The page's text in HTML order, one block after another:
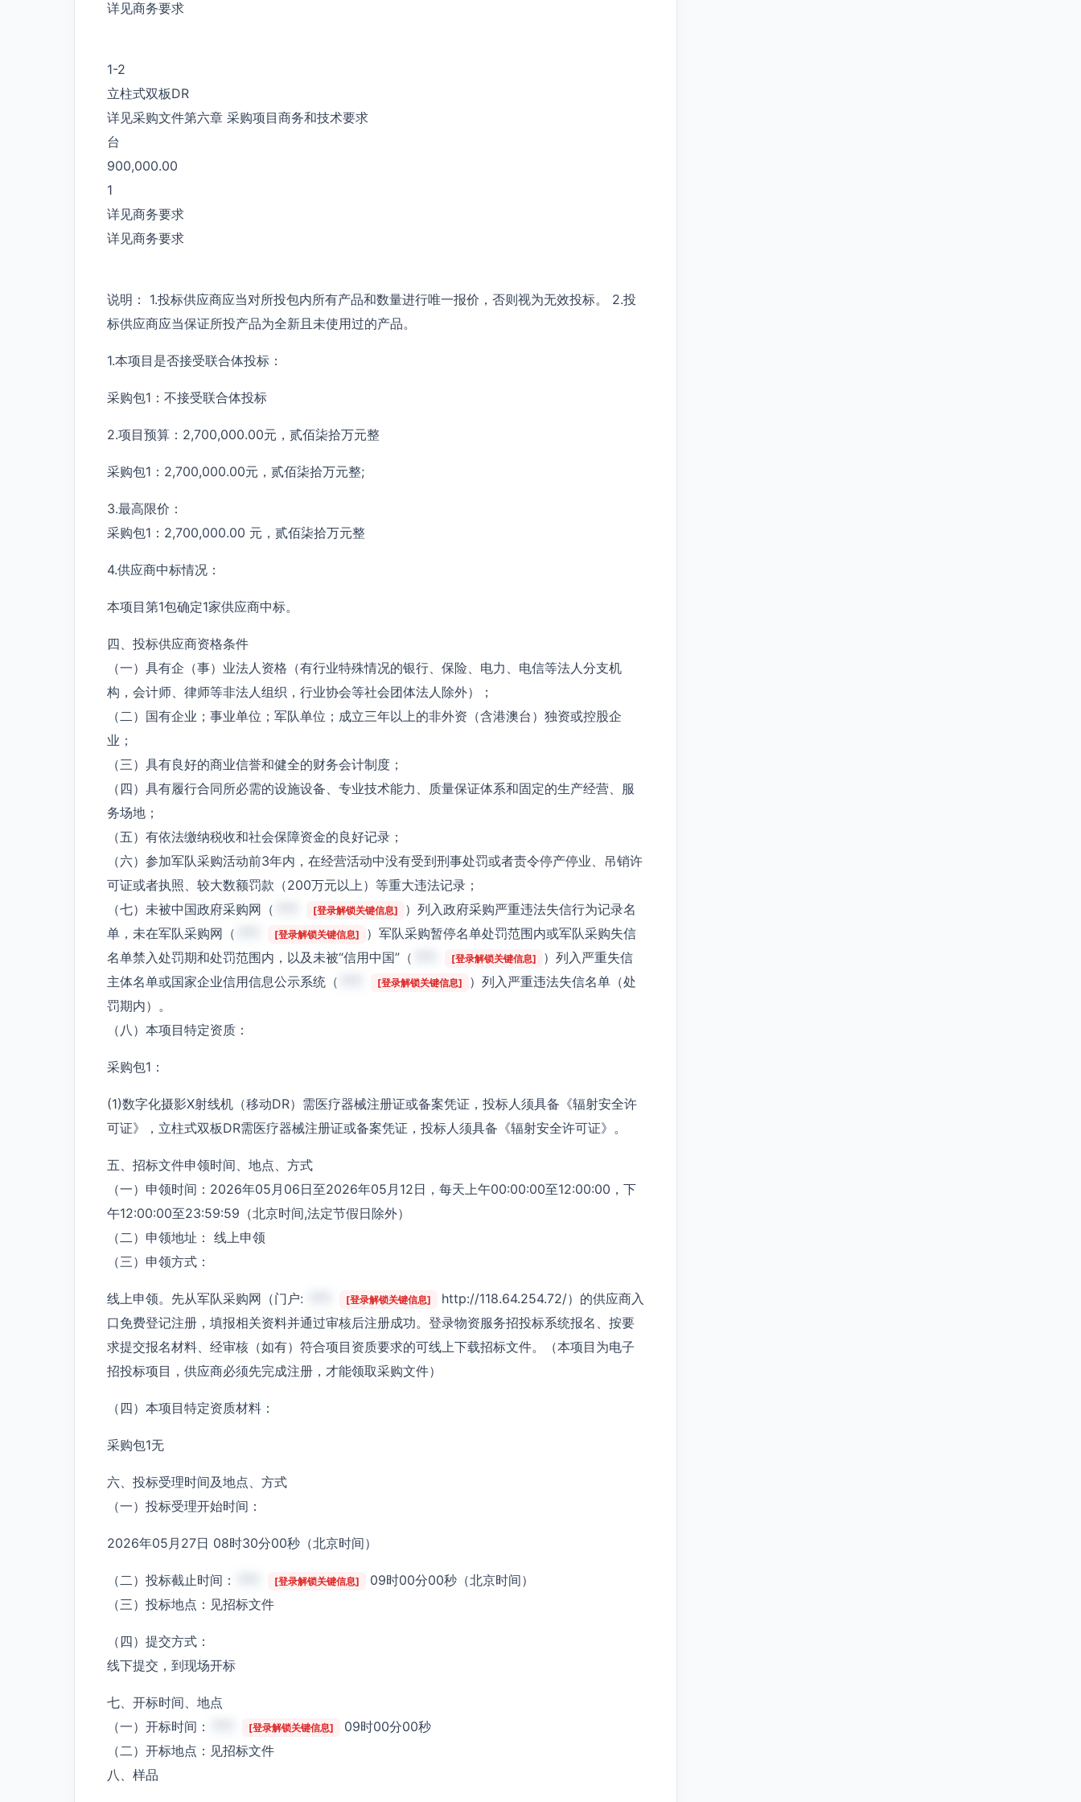
详见商务要求
1-2
立柱式双板DR
详见采购文件第六章 采购项目商务和技术要求
台
900,000.00
1
详见商务要求
详见商务要求
说明： 1.投标供应商应当对所投包内所有产品和数量进行唯一报价，否则视为无效投标。 2.投
标供应商应当保证所投产品为全新且未使用过的产品。
1.本项目是否接受联合体投标：
采购包1：不接受联合体投标
2.项目预算：2,700,000.00元，贰佰柒拾万元整
采购包1：2,700,000.00元，贰佰柒拾万元整;
3.最高限价：
采购包1：2,700,000.00 元，贰佰柒拾万元整
4.供应商中标情况：
本项目第1包确定1家供应商中标。
四、投标供应商资格条件
（一）具有企（事）业法人资格（有行业特殊情况的银行、保险、电力、电信等法人分支机
构，会计师、律师等非法人组织，行业协会等社会团体法人除外）；
（二）国有企业；事业单位；军队单位；成立三年以上的非外资（含港澳台）独资或控股企
业；
（三）具有良好的商业信誉和健全的财务会计制度；
（四）具有履行合同所必需的设施设备、专业技术能力、质量保证体系和固定的生产经营、服
务场地；
（五）有依法缴纳税收和社会保障资金的良好记录；
（六）参加军队采购活动前3年内，在经营活动中没有受到刑事处罚或者责令停产停业、吊销许
可证或者执照、较大数额罚款（200万元以上）等重大违法记录；
（七）未被中国政府采购网（
[登录解锁关键信息]
）列入政府采购严重违法失信行为记录名
单，未在军队采购网（
[登录解锁关键信息]
）军队采购暂停名单处罚范围内或军队采购失信
名单禁入处罚期和处罚范围内，以及未被“信用中国”（
[登录解锁关键信息]
）列入严重失信
主体名单或国家企业信用信息公示系统（
[登录解锁关键信息]
）列入严重违法失信名单（处
罚期内）。
（八）本项目特定资质：
采购包1：
(1)数字化摄影X射线机（移动DR）需医疗器械注册证或备案凭证，投标人须具备《辐射安全许
可证》，立柱式双板DR需医疗器械注册证或备案凭证，投标人须具备《辐射安全许可证》。
五、招标文件申领时间、地点、方式
（一）申领时间：2026年05月06日至2026年05月12日，每天上午00:00:00至12:00:00，下
午12:00:00至23:59:59（北京时间,法定节假日除外）
（二）申领地址： 线上申领
（三）申领方式：
线上申领。先从军队采购网（门户: [登录解锁关键信息]
http://118.64.254.72/）的供应商入
口免费登记注册，填报相关资料并通过审核后注册成功。登录物资服务招投标系统报名、按要
求提交报名材料、经审核（如有）符合项目资质要求的可线上下载招标文件。（本项目为电子
招投标项目，供应商必须先完成注册，才能领取采购文件）
（四）本项目特定资质材料：
采购包1无
六、投标受理时间及地点、方式
（一）投标受理开始时间：
2026年05月27日 08时30分00秒（北京时间）
（二）投标截止时间： [登录解锁关键信息]
09时00分00秒（北京时间）
（三）投标地点：见招标文件
（四）提交方式：
线下提交，到现场开标
七、开标时间、地点
（一）开标时间：
[登录解锁关键信息]
09时00分00秒
（二）开标地点：见招标文件
八、样品